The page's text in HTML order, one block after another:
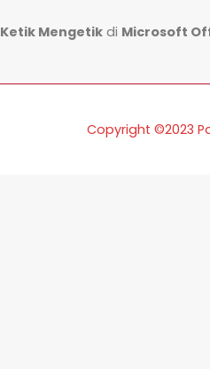
Ketik Mengetik di Microsoft
Copyright ©2023